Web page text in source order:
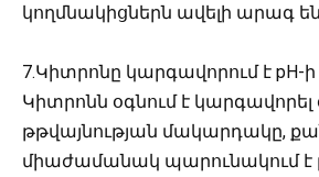
կողմնակիցներն ավելի արագ
7.Կիտրոնը կարգավորում է
Կիտրոնն օգնում է
թթվայնության մակարդակը,
միաժամանակ պարունակում է